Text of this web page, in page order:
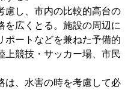
し、市内の比較的高台の
を広くとる。施設の周辺に
ポートなどを兼ねた予備的
上競技・サッカー場、市民
、水害の時を考慮して必